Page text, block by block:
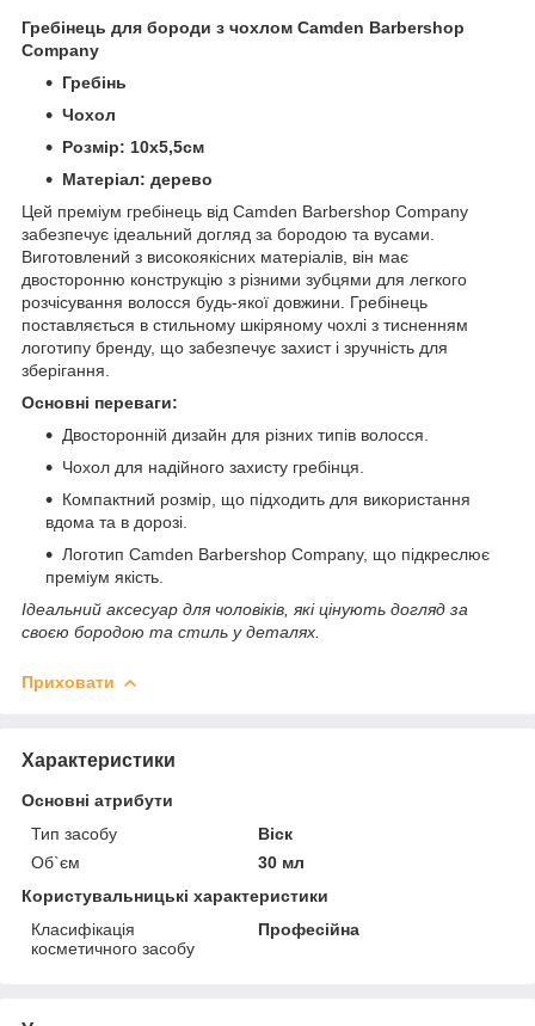
Гребінець для бороди з чохлом Camden Barbershop
Company
Гребінь
Чохол
Розмір: 10х5,5см
Матеріал: дерево
Цей преміум гребінець від Camden Barbershop Company
забезпечує ідеальний догляд за бородою та вусами.
Виготовлений з високоякісних матеріалів, він має
двосторонню конструкцію з різними зубцями для легкого
розчісування волосся будь-якої довжини. Гребінець
поставляється в стильному шкіряному чохлі з тисненням
логотипу бренду, що забезпечує захист і зручність для
зберігання.
Основні переваги:
Двосторонній дизайн для різних типів волосся.
Чохол для надійного захисту гребінця.
Компактний розмір, що підходить для використання
вдома та в дорозі.
Логотип Camden Barbershop Company, що підкреслює
преміум якість.
Ідеальний аксесуар для чоловіків, які цінують догляд за
своєю бородою та стиль у деталях.
Приховати
Характеристики
Основні атрибути
Тип засобу
Віск
Об`єм
30 мл
Користувальницькі характеристики
Класифікація
косметичного засобу
Професійна